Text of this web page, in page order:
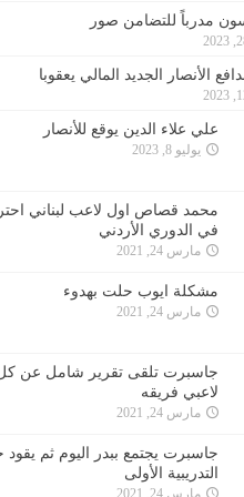
مدرباً للتضامن صور
الأنصار الجديد المالي يعقوبا
علي علاء الدين يوقع للأنصار
يوليو 8, 2023
محمد قصاص اول لاعب لبناني
في الدوري الأردني
مارس 24, 2021
مشكلة ايوب حلت بهدوء
مارس 24, 2021
جاسبرت تلقى تقرير شامل عن
لاعبي فريقه
مارس 24, 2021
جاسبرت يجتمع ببدر اليوم ثم
التدريبية الأولى
مارس 24, 2021